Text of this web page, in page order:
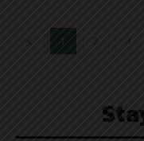
1 2 3